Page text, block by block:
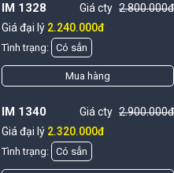
IM 1328 Giá cty 2.800.000đ
Giá đại lý 2.240.000đ
Tình trạng: Có sẳn
Mua hàng
IM 1340 Giá cty 2.900.000đ
Giá đại lý 2.320.000đ
Tình trạng: Có sẳn